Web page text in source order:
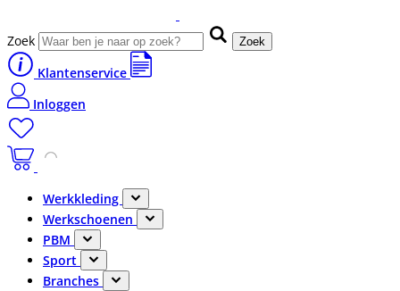
Zoek Zoek
Klantenservice
Inloggen
Werkkleding
Werkschoenen
PBM
Sport
Branches